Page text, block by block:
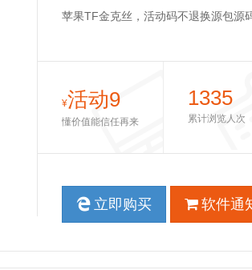
苹果TF金克丝，活动码不退换源包源
¥活动9
懂价值能信任再来
1335
累计浏览人次
立即购买 软件通